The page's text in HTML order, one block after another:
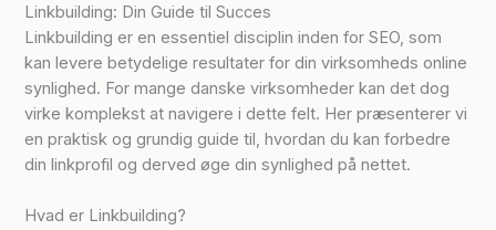
Linkbuilding: Din Guide til Succes
Linkbuilding er en essentiel disciplin inden for SEO, som
kan levere betydelige resultater for din virksomheds online
synlighed. For mange danske virksomheder kan det dog
virke komplekst at navigere i dette felt. Her præsenterer vi
en praktisk og grundig guide til, hvordan du kan forbedre
din linkprofil og derved øge din synlighed på nettet.
Hvad er Linkbuilding?